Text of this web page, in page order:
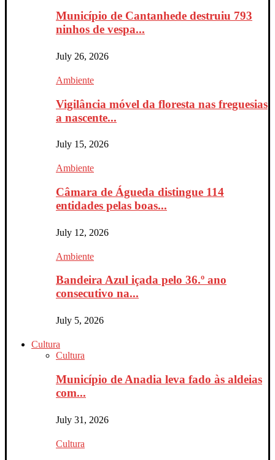
Município de Cantanhede destruiu 793
ninhos de vespa...
July 26, 2026
Ambiente
Vigilância móvel da floresta nas freguesias
a nascente...
July 15, 2026
Ambiente
Câmara de Águeda distingue 114
entidades pelas boas...
July 12, 2026
Ambiente
Bandeira Azul içada pelo 36.º ano
consecutivo na...
July 5, 2026
Cultura
Cultura
Município de Anadia leva fado às aldeias
com...
July 31, 2026
Cultura